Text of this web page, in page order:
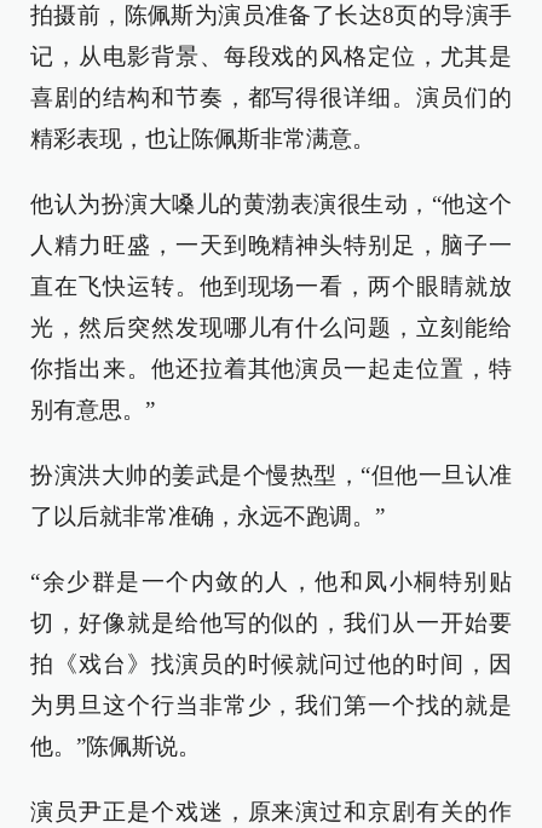
拍摄前，陈佩斯为演员准备了长达8页的导演手
记，从电影背景、每段戏的风格定位，尤其是
喜剧的结构和节奏，都写得很详细。演员们的
精彩表现，也让陈佩斯非常满意。
他认为扮演大嗓儿的黄渤表演很生动，“他这个
人精力旺盛，一天到晚精神头特别足，脑子一
直在飞快运转。他到现场一看，两个眼睛就放
光，然后突然发现哪儿有什么问题，立刻能给
你指出来。他还拉着其他演员一起走位置，特
别有意思。”
扮演洪大帅的姜武是个慢热型，“但他一旦认准
了以后就非常准确，永远不跑调。”
“余少群是一个内敛的人，他和凤小桐特别贴
切，好像就是给他写的似的，我们从一开始要
拍《戏台》找演员的时候就问过他的时间，因
为男旦这个行当非常少，我们第一个找的就是
他。”陈佩斯说。
演员尹正是个戏迷，原来演过和京剧有关的作